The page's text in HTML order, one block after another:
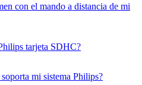
con el mando a distancia de mi
tarjeta SDHC?
mi sistema Philips?